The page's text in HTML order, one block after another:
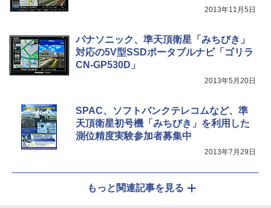
2013年11月5日
パナソニック、準天頂衛星「みちびき」
対応の5V型SSDポータブルナビ「ゴリラ
CN-GP530D」
2013年5月20日
SPAC、ソフトバンクテレコムなど、準
天頂衛星初号機「みちびき」を利用した
測位精度実験参加者募集中
2013年7月29日
もっと関連記事を見る